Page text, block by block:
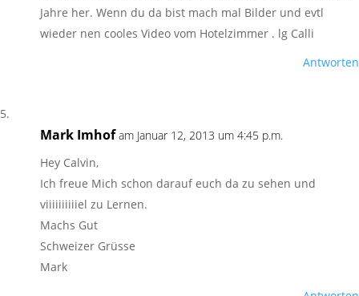
Jahre her. Wenn du da bist mach mal Bilder und evtl
wieder nen cooles Video vom Hotelzimmer . lg Calli
Antworten
Mark Imhof am Januar 12, 2013 um 4:45 p.m.
Hey Calvin,
Ich freue Mich schon darauf euch da zu sehen und
viiiiiiiiiiel zu Lernen.
Machs Gut
Schweizer Grüsse
Mark